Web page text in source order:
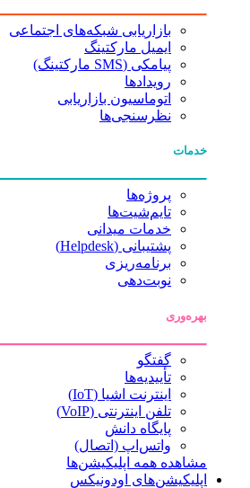
بازاریابی شبکه‌های اجتماعی
ایمیل مارکتینگ
پیامکی (SMS مارکتینگ)
رویدادها
اتوماسیون بازاریابی
نظرسنجی‌ها
خدمات
پروژه‌ها
تایم‌شیت‌ها
خدمات میدانی
پشتیبانی (Helpdesk)
برنامه‌ریزی
نوبت‌دهی
بهره‌وری
گفتگو
تأییدیه‌ها
اینترنت اشیا (IoT)
تلفن اینترنتی (VoIP)
پایگاه دانش
واتس‌اپ (اتصال)
مشاهده همه اپلیکیشن‌ها
اپلیکیشن‌های اودونیکس